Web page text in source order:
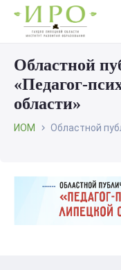
Областной
«Педагог-
области»
ИОМ Областной